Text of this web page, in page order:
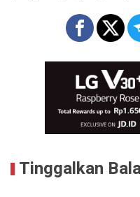
Tinggalkan